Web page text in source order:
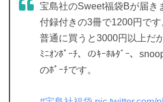
宝島社のSweet福袋Bが届き
付録付きの3冊で1200円です
普通に買うと3000円以上だ
ﾐﾆｵﾝﾎﾟｰﾁ、のｷｰﾎﾙﾀﾞｰ、
のﾎﾟｰﾁです。